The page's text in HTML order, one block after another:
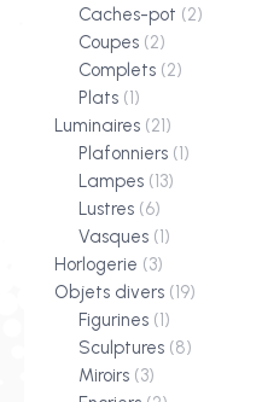
Caches-pot (2)
Coupes (2)
Complets (2)
Plats (1)
Luminaires (21)
Plafonniers (1)
Lampes (13)
Lustres (6)
Vasques (1)
Horlogerie (3)
Objets divers (19)
Figurines (1)
Sculptures (8)
Miroirs (3)